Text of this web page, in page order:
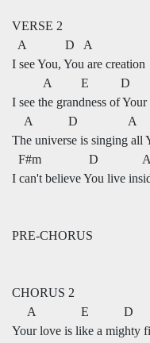
VERSE 2
A D A
I see You, You are creation
A E D
I see the grandness of
A D A
The universe is singing all
F#m D A
I can't believe You live
PRE-CHORUS
CHORUS 2
A E D
Your love is like a mighty